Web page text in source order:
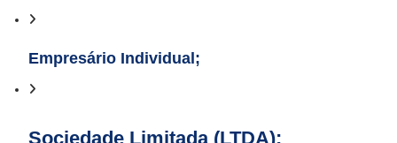
Empresário Individual;
Sociedade Limitada (LTDA);